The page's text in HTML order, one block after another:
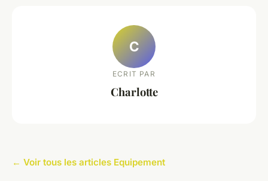
C
ECRIT PAR
Charlotte
← Voir tous les articles Equipement